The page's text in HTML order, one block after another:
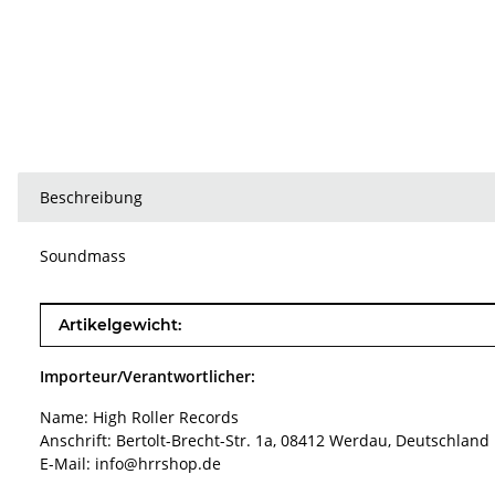
Beschreibung
Soundmass
Produkteigenschaft
Wert
Artikelgewicht:
Importeur/Verantwortlicher:
Name: High Roller Records
Anschrift: Bertolt-Brecht-Str. 1a, 08412 Werdau, Deutschland
E-Mail: info@hrrshop.de